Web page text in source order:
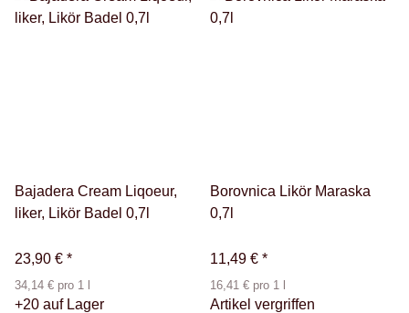
Bajadera Cream Liqoeur,
liker, Likör Badel 0,7l
23,90 € *
34,14 € pro 1 l
+20 auf Lager
Borovnica Likör Maraska
0,7l
11,49 € *
16,41 € pro 1 l
Artikel vergriffen